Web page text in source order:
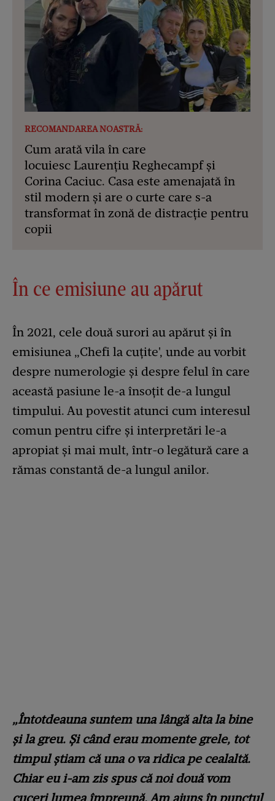
RECOMANDAREA NOASTRĂ:
Cum arată vila în care
locuiesc Laurențiu Reghecampf și
Corina Caciuc. Casa este amenajată în
stil modern și are o curte care s-a
transformat în zonă de distracție pentru
copii
În ce emisiune au apărut
În 2021, cele două surori au apărut și în
emisiunea „Chefi la cuțite', unde au vorbit
despre numerologie și despre felul în care
această pasiune le-a însoțit de-a lungul
timpului. Au povestit atunci cum interesul
comun pentru cifre și interpretări le-a
apropiat și mai mult, într-o legătură care a
rămas constantă de-a lungul anilor.
„Întotdeauna suntem una lângă alta la bine
și la greu. Și când erau momente grele, tot
timpul știam că una o va ridica pe cealaltă.
Chiar eu i-am zis spus că noi două vom
cuceri lumea împreună. Am ajuns în punctul